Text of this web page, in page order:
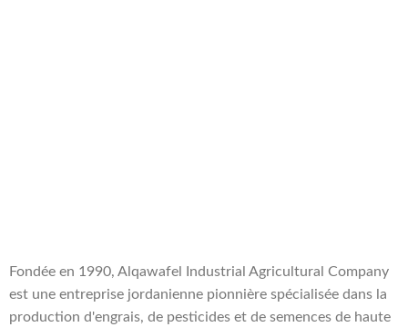
Fondée en 1990, Alqawafel Industrial Agricultural Company
est une entreprise jordanienne pionnière spécialisée dans la
production d'engrais, de pesticides et de semences de haute